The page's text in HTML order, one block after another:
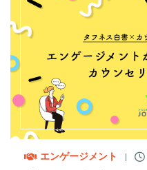
エンゲージメント